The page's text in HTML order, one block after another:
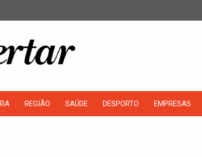
REGIÃO SAÚDE DESPORTO EMPRESAS